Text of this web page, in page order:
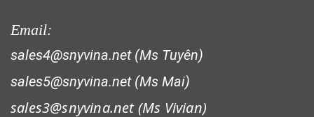
Email:
sales4@snyvina.net (Ms Tuyên)
sales5@snyvina.net (Ms Mai)
sales3@snyvina.net (Ms Vivian)